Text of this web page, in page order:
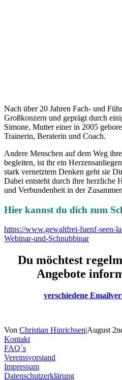
Nach über 20 Jahren Fach- und
Großkonzern und geprägt durch
Simone, Mutter einer in 2005
Trainerin, Beraterin und Coach.
Andere Menschen auf dem Weg
begleiten, ist ihr ein
stark vernetztem Denken geht sie
Dabei entsteht durch ihre herzliche
und Verbundenheit in der
Hier kannst du dich zum
https://www.gewaltfrei-fuenf-seen-
Webinar-und-Schnubbinar
Du möchtest
Angebote
verschiedene
Von Christian Hinrichsen|August
Kontakt
FAQ´s
Vereinsvorstand
Impressum
Datenschutzerklärung